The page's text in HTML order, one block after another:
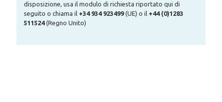
disposizione, usa il modulo di richiesta riportato qui di
seguito o chiama il +34 934 923499(UE) o il +44 (0)1283
511524(Regno Unito)